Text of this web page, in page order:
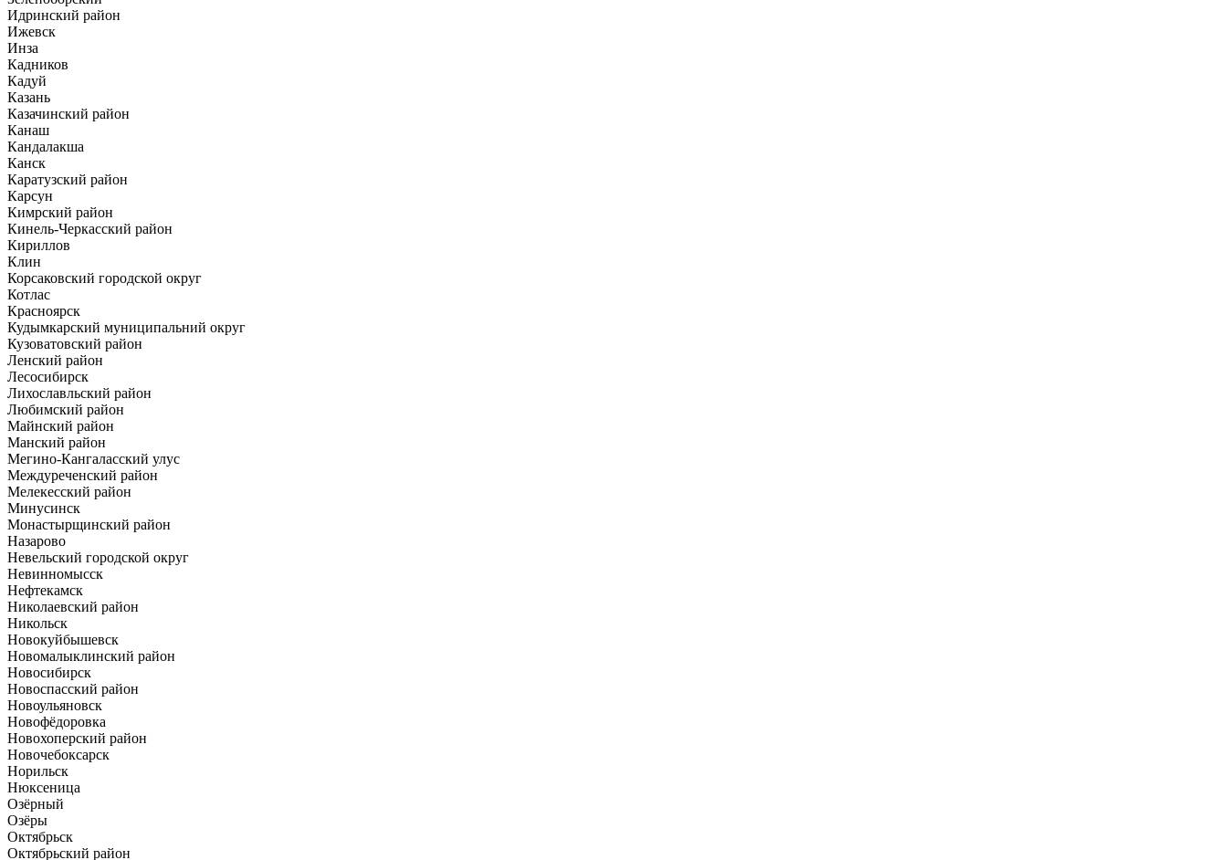
Идринский район
Ижевск
Инза
Кадников
Кадуй
Казань
Казачинский район
Канаш
Кандалакша
Канск
Каратузский район
Карсун
Кимрский район
Кинель-Черкасский район
Кириллов
Клин
Корсаковский городской округ
Котлас
Красноярск
Кудымкарский муниципальний округ
Кузоватовский район
Ленский район
Лесосибирск
Лихославльский район
Любимский район
Майнский район
Манский район
Мегино-Кангаласский улус
Междуреченский район
Мелекесский район
Минусинск
Монастырщинский район
Назарово
Невельский городской округ
Невинномысск
Нефтекамск
Николаевский район
Никольск
Новокуйбышевск
Новомалыклинский район
Новосибирск
Новоспасский район
Новоульяновск
Новофёдоровка
Новохоперский район
Новочебоксарск
Норильск
Нюксеница
Озёрный
Озёры
Октябрьск
Октябрьский район